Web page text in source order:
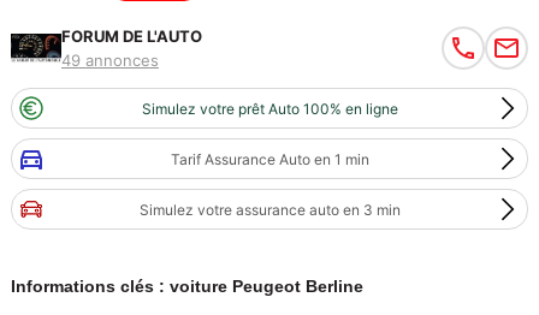
FORUM DE L'AUTO
49 annonces
Simulez votre prêt Auto 100% en ligne
Tarif Assurance Auto en 1 min
Simulez votre assurance auto en 3 min
Informations clés : voiture Peugeot Berline